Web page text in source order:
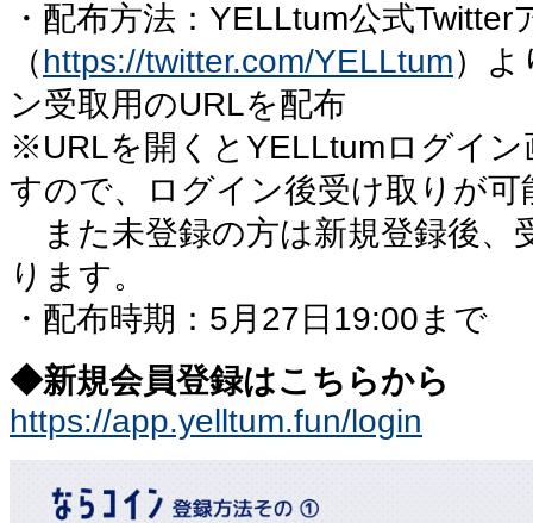
・配布方法：YELLtum公式Twitter
（https://twitter.com/YELLtum）
ン受取用のURLを配布
※URLを開くとYELLtumログイ
すので、ログイン後受け取りが
また未登録の方は新規登録後、
ります。
・配布時期：5月27日19:00まで
◆新規会員登録はこちらから
https://app.yelltum.fun/login